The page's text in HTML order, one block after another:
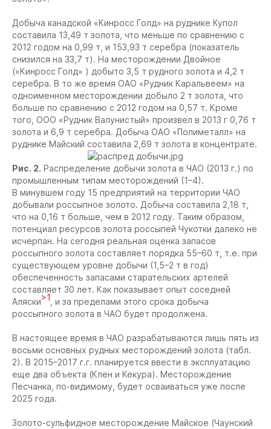
Добыча канадской «Кинросс Голд» на руднике Купол
составила 13,49 т золота, что меньше по сравнению с
2012 годом на 0,99 т, и 153,93 т серебра (показатель
снизился на 33,7 т). На месторождении Двойное
(«Кинросс Голд» ) добыто 3,5 т рудного золота и 4,2 т
серебра. В то же время ОАО «Рудник Каральвеем» на
одноименном месторождении добыло 2 т золота, что
больше по сравнению с 2012 годом на 0,57 т. Кроме
того, ООО «Рудник Валунистый» произвел в 2013 г 0,76 т
золота и 6,9 т серебра. Добыча ОАО «Полиметалл» на
руднике Майский составила 2,69 т золота в концентрате.
Рис. 2. Распределение добычи золота в ЧАО (2013 г.) по
промышленным типам месторождений (1–4).
В минувшем году 15 предприятий на территории ЧАО
добывали россыпное золото. Добыча составила 2,18 т,
что на 0,16 т больше, чем в 2012 году. Таким образом,
потенциал ресурсов золота россыпей Чукотки далеко не
исчерпан. На сегодня реальная оценка запасов
россыпного золота составляет порядка 55–60 т, т.е. при
существующем уровне добычи (1,5–2 т в год)
обеспеченность запасами старательских артелей
составляет 30 лет. Как показывает опыт соседней
Аляски>1 , и за пределами этого срока добыча
россыпного золота в ЧАО будет продолжена.
В настоящее время в ЧАО разрабатываются лишь пять из
восьми основных рудных месторождений золота (табл.
2). В 2015–2017 г.г. планируется ввести в эксплуатацию
еще два объекта (Клен и Кекура). Месторождение
Песчанка, по-видимому, будет осваиваться уже после
2025 года.
Золото-сульфидное месторождение Майское (Чаунский